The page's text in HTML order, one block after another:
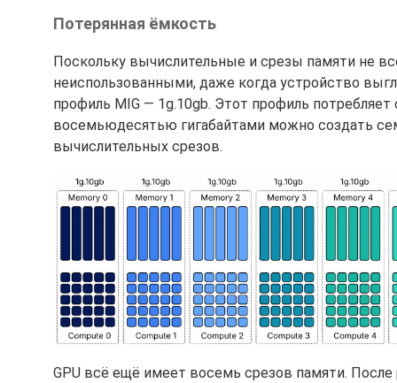
Потерянная ёмкость
Поскольку вычислительные и срезы памяти не
неиспользованными, даже когда устройство
профиль MIG — 1g.10gb. Этот профиль
восемьюдесятью гигабайтами можно создать
вычислительных срезов.
GPU всё ещё имеет восемь срезов памяти.